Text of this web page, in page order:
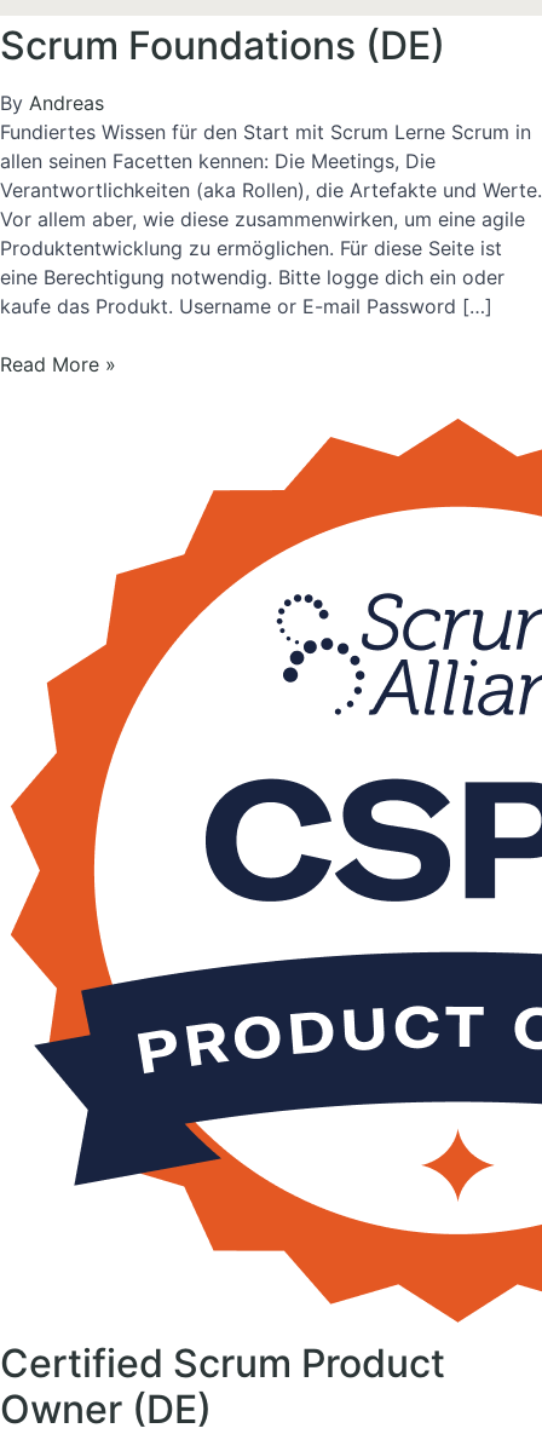
Scrum Foundations (DE)
By Andreas
Fundiertes Wissen für den Start mit Scrum Lerne Scrum in
allen seinen Facetten kennen: Die Meetings, Die
Verantwortlichkeiten (aka Rollen), die Artefakte und Werte.
Vor allem aber, wie diese zusammenwirken, um eine agile
Produktentwicklung zu ermöglichen. Für diese Seite ist
eine Berechtigung notwendig. Bitte logge dich ein oder
kaufe das Produkt. Username or E-mail Password […]
Scrum
Read More »
Certified Scrum Product
Owner (DE)